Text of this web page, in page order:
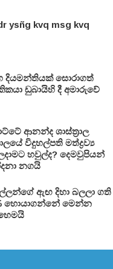
ysñg kvq msg kvq
දියමන්තියක් සොරාගත්
ඩුබායිහි දී අමාරුවේ
ආනන්ද ශාස්ත‍්‍රාල
විදුහල්පති මත්ද්‍රව්‍ය
හවුල්ද? දෙමවුපියන්
නගයි
ඇඟ දිහා බලලා ගති
හොයාගන්නේ මෙන්න